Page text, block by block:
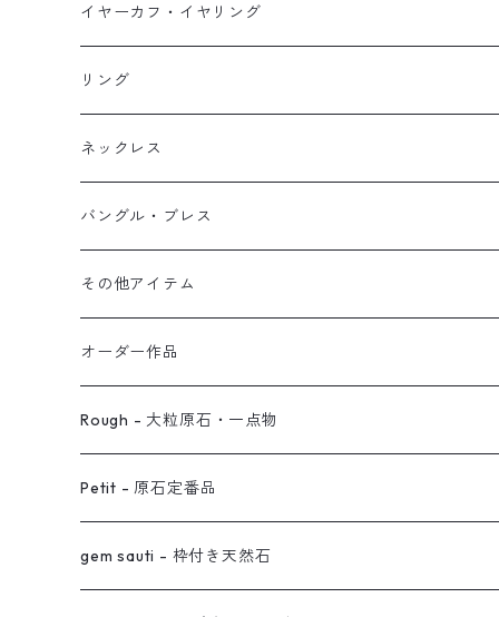
イヤーカフ
イヤリング
ネックレス
リング
ブレス
オブジェ
イヤーカフ
スタッド・一粒
フック・ぶら下がり
フープ
イヤーカフ・イヤリング
原石イヤーカフ
植物イヤーカフ
ぶら下がりイヤーカフ
2連イヤーカフ
イヤリング対応
ノンホールピアス
オーダー用ページ
真鍮イヤーカフ
リング
ネックレス
バングル・ブレス
ブレスレット
バングル
その他アイテム
ブローチ
ヘアアクセサリー
オーダー作品
リング
ネックレス
ピアス
Rough - 大粒原石・一点物
ピアス
リング
Petit - 原石定番品
ピアス
gem sauti - 枠付き天然石